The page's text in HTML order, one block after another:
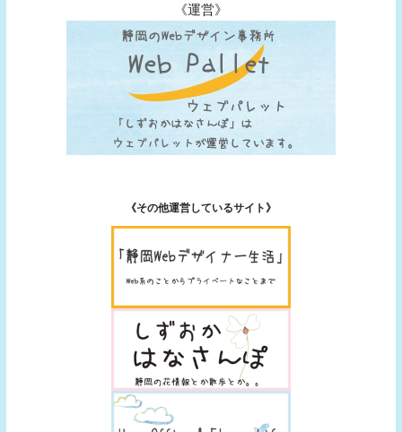
《運営》
《その他運営しているサイト》